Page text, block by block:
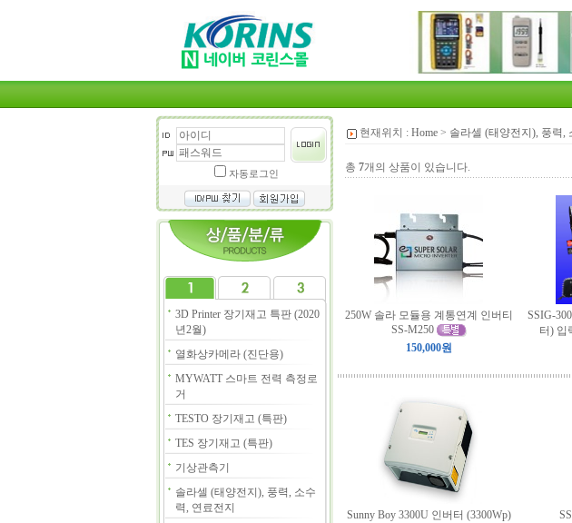
자동로그인
3D Printer 장기재고 특판 (2020
년2월)
열화상카메라 (진단용)
MYWATT 스마트 전력 측정로
거
TESTO 장기재고 (특판)
TES 장기재고 (특판)
기상관측기
솔라셀 (태양전지), 풍력, 소수
력, 연료전지
현재위치 : Home > 솔라셀 (태양전지), 풍력,
총 7개의 상품이 있습니다.
250W 솔라 모듈용 계통연계 인버티
SS-M250
150,000원
SSIG-
터) 입
Sunny Boy 3300U 인버터 (3300Wp)